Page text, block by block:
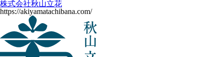
株式会社秋山立花
https://akiyamatachibana.com/